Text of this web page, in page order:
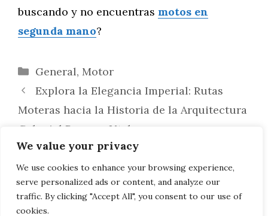
We value your privacy
We use cookies to enhance your browsing experience,
serve personalized ads or content, and analyze our
traffic. By clicking "Accept All", you consent to our use of
cookies.
buscando y no encuentras motos en
segunda mano?
Categorías
General, Motor
Explora la Elegancia Imperial: Rutas
Moteras hacia la Historia de la Arquitectura
Colonial Rusa en Utah
Explorando la Emoción del Invierno en
Utah: Rutas Moteras hacia Parques de
Aventuras Invernales